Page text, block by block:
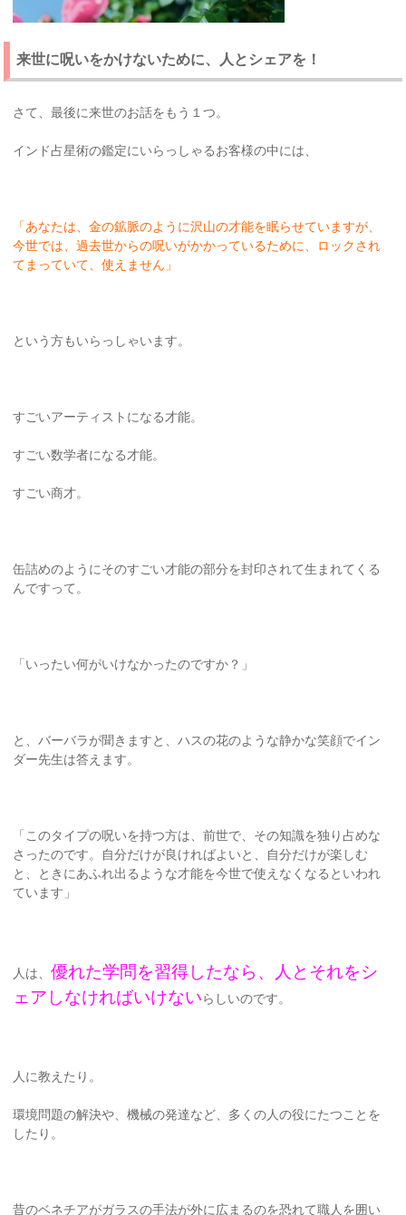
来世に呪いをかけないために、人とシェアを！
さて、最後に来世のお話をもう１つ。
インド占星術の鑑定にいらっしゃるお客様の中には、
「あなたは、金の鉱脈のように沢山の才能を眠らせていますが、
今世では、過去世からの呪いがかかっているために、ロックされ
てまっていて、使えません」
という方もいらっしゃいます。
すごいアーティストになる才能。
すごい数学者になる才能。
すごい商才。
缶詰めのようにそのすごい才能の部分を封印されて生まれてくる
んですって。
「いったい何がいけなかったのですか？」
と、バーバラが聞きますと、ハスの花のような静かな笑顔でイン
ダー先生は答えます。
「このタイプの呪いを持つ方は、前世で、その知識を独り占めな
さったのです。自分だけが良ければよいと、自分だけが楽しむ
と、ときにあふれ出るような才能を今世で使えなくなるといわれ
ています」
人は、優れた学問を習得したなら、人とそれをシ
ェアしなければいけないらしいのです。
人に教えたり。
環境問題の解決や、機械の発達など、多くの人の役にたつことを
したり。
昔のベネチアがガラスの手法が外に広まるのを恐れて職人を囲い